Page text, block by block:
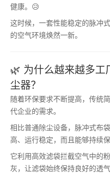
健康。😥
这时候，一套性能稳定的脉冲
的空气环境焕然一新。
🌿 为什么越来越多工
尘器？
随着环保要求不断提高，传统
代企业的需求。
相比普通除尘设备，脉冲式布
高、运行稳定，而且能够持续
它利用高效滤袋拦截空气中的
灰，让滤袋始终保持良好的透气